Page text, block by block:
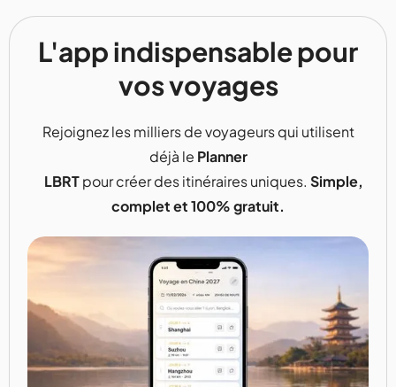
L'app indispensable pour
vos voyages
Rejoignez les milliers de voyageurs qui utilisent
déjà le Planner
LBRTpour créer des itinéraires uniques. Simple,
complet et 100% gratuit.